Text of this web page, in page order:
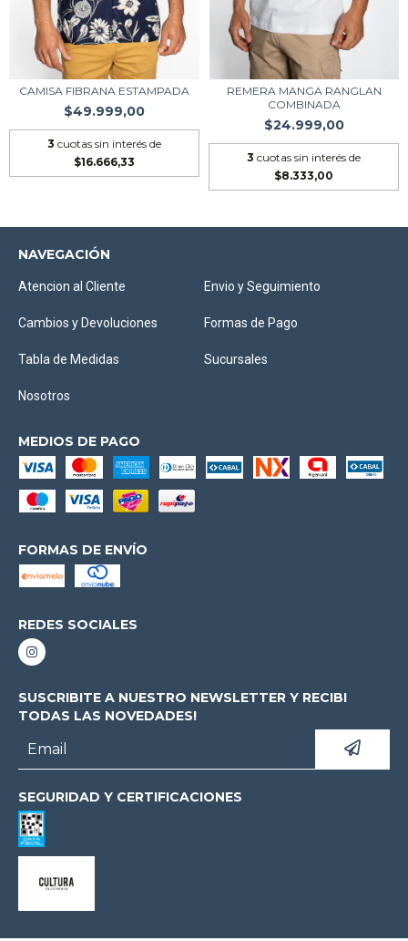
CAMISA FIBRANA ESTAMPADA
$49.999,00
3 cuotas sin interés de
$16.666,33
REMERA MANGA RANGLAN
COMBINADA
$24.999,00
3 cuotas sin interés de
$8.333,00
NAVEGACIÓN
Atencion al Cliente Envio y Seguimiento
Cambios y Devoluciones Formas de Pago
Tabla de Medidas Sucursales
Nosotros
MEDIOS DE PAGO
FORMAS DE ENVÍO
REDES SOCIALES
SUSCRIBITE A NUESTRO NEWSLETTER Y RECIBI
TODAS LAS NOVEDADES!
SEGURIDAD Y CERTIFICACIONES